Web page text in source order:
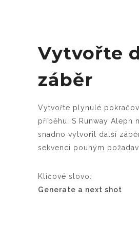
Vytvořte
záběr
Vytvořte plynulé
příběhu. S Runway Aleph
snadno vytvořit další
sekvenci pouhým
Klíčové slovo:
Generate a next shot